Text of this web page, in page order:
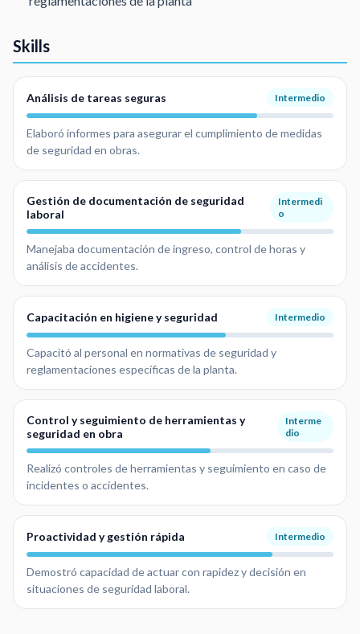
Skills
Análisis de tareas seguras Intermedio
Elaboró informes para asegurar el cumplimiento de medidas
de seguridad en obras.
Gestión de documentación de seguridad
laboral
Intermedi
o
Manejaba documentación de ingreso, control de horas y
análisis de accidentes.
Capacitación en higiene y seguridad Intermedio
Capacitó al personal en normativas de seguridad y
reglamentaciones específicas de la planta.
Control y seguimiento de herramientas y
seguridad en obra
Interme
dio
Realizó controles de herramientas y seguimiento en caso de
incidentes o accidentes.
Proactividad y gestión rápida Intermedio
Demostró capacidad de actuar con rapidez y decisión en
situaciones de seguridad laboral.